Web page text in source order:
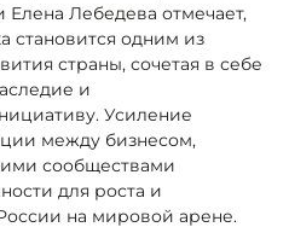
Лебедева отмечает,
становится одним из
страны, сочетая в себе
и
Усиление
между бизнесом,
сообществами
для роста и
на мировой арене.